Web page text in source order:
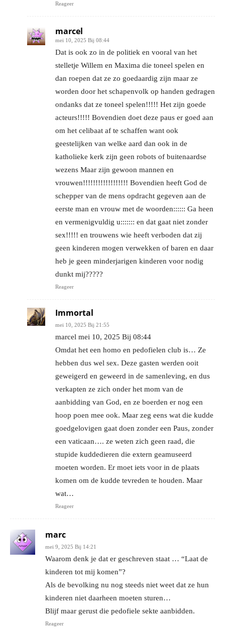
Reageer
marcel
mei 10, 2025 Bij 08:44
Dat is ook zo in de politiek en vooral van het
stelletje Willem en Maxima die toneel spelen en
dan roepen dat ze zo goedaardig zijn maar ze
worden door het schapenvolk op handen gedragen
ondanks dat ze toneel spelen!!!!! Het zijn goede
acteurs!!!!! Bovendien doet deze paus er goed aan
om het celibaat af te schaffen want ook
geestelijken van welke aard dan ook in de
katholieke kerk zijn geen robots of buitenaardse
wezens Maar zijn gewoon mannen en
vrouwen!!!!!!!!!!!!!!!!!! Bovendien heeft God de
schepper van de mens opdracht gegeven aan de
eerste man en vrouw met de woorden:::::: Ga heen
en vermenigvuldig u::::::: en dat gaat niet zonder
sex!!!!! en trouwens wie heeft verboden dat zij
geen kinderen mogen verwekken of baren en daar
heb je geen minderjarigen kinderen voor nodig
dunkt mij?????
Reageer
Immortal
mei 10, 2025 Bij 21:55
marcel mei 10, 2025 Bij 08:44
Omdat het een homo en pedofielen club is… Ze
hebben dus wel sex. Deze gasten werden ooit
geweigerd en geweerd in de samenleving, en dus
verkapten ze zich onder het mom van de
aanbidding van God, en ze boerden er nog een
hoop poen mee ook. Maar zeg eens wat die kudde
goedgelovigen gaat doen zonder een Paus, zonder
een vaticaan…. ze weten zich geen raad, die
stupide kuddedieren die extern geamuseerd
moeten worden. Er moet iets voor in de plaats
komen om de kudde tevreden te houden. Maar
wat…
Reageer
marc
mei 9, 2025 Bij 14:21
Waarom denk je dat er geschreven staat … “Laat de
kinderen tot mij komen”?
Als de bevolking nu nog steeds niet weet dat ze hun
kinderen niet daarheen moeten sturen…
Blijf maar gerust die pedofiele sekte aanbidden.
Reageer